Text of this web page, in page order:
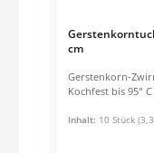
cm
Gerstenkorn-
Inhalt: 10 Stück